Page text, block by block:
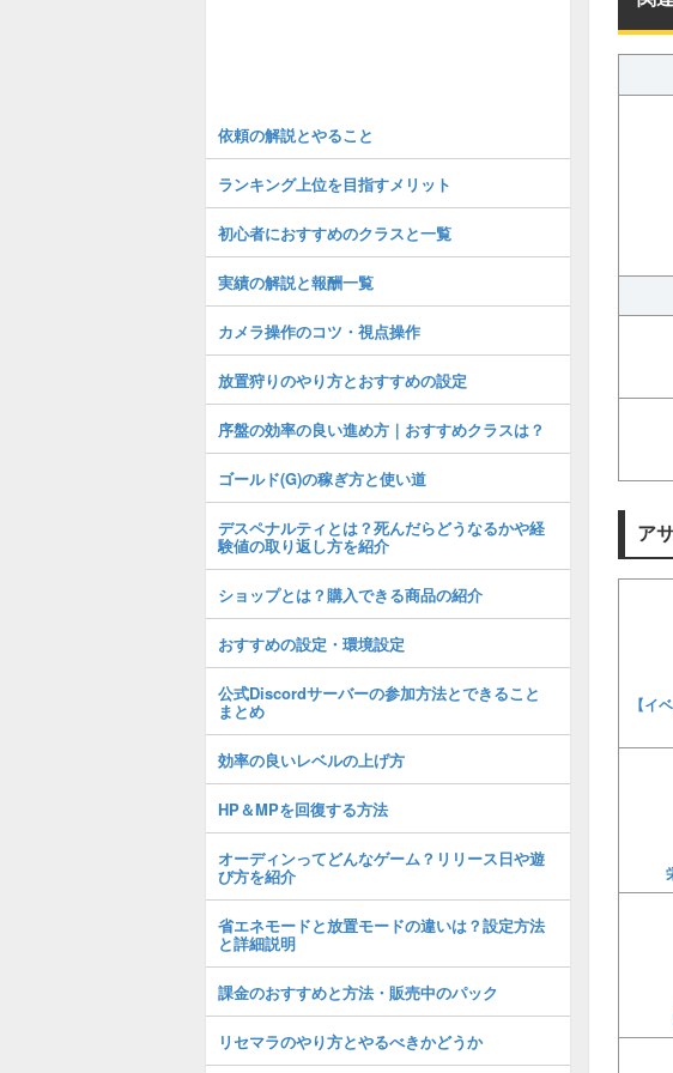
ア
【イ
依頼の解説とやること
ランキング上位を目指すメリット
初心者におすすめのクラスと一覧
実績の解説と報酬一覧
カメラ操作のコツ・視点操作
放置狩りのやり方とおすすめの設定
序盤の効率の良い進め方｜おすすめクラスは？
ゴールド(G)の稼ぎ方と使い道
デスペナルティとは？死んだらどうなるかや経
験値の取り返し方を紹介
ショップとは？購入できる商品の紹介
おすすめの設定・環境設定
公式Discordサーバーの参加方法とできること
まとめ
効率の良いレベルの上げ方
HP＆MPを回復する方法
オーディンってどんなゲーム？リリース日や遊
び方を紹介
省エネモードと放置モードの違いは？設定方法
と詳細説明
課金のおすすめと方法・販売中のパック
リセマラのやり方とやるべきかどうか